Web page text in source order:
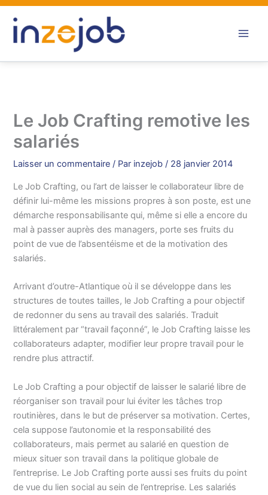
Aller
contenu
Le Job Crafting remotive les
salariés
Laisser un commentaire / Par inzejob/ 28 janvier 2014
Le Job Crafting, ou l’art de laisser le collaborateur libre de
définir lui-même les missions propres à son poste, est une
démarche responsabilisante qui, même si elle a encore du
mal à passer auprès des managers, porte ses fruits du
point de vue de l’absentéisme et de la motivation des
salariés.
Arrivant d’outre-Atlantique où il se développe dans les
structures de toutes tailles, le Job Crafting a pour objectif
de redonner du sens au travail des salariés. Traduit
littéralement par “travail façonné”, le Job Crafting laisse les
collaborateurs adapter, modifier leur propre travail pour le
rendre plus attractif.
Le Job Crafting a pour objectif de laisser le salarié libre de
réorganiser son travail pour lui éviter les tâches trop
routinières, dans le but de préserver sa motivation. Certes,
cela suppose l’autonomie et la responsabilité des
collaborateurs, mais permet au salarié en question de
mieux situer son travail dans la politique globale de
l’entreprise. Le Job Crafting porte aussi ses fruits du point
de vue du lien social au sein de l’entreprise. Les salariés